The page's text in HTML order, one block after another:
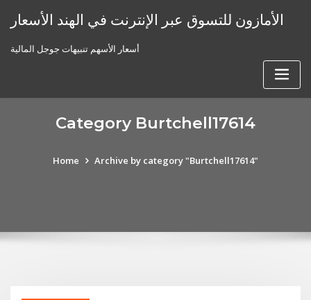
الأمازون للتسوق عبر الإنترنت في الهند الأسعار
أسعار الأسهم تنبيهات جوجل المالية
Category Burtchell17614
Home Archive by category "Burtchell17614"